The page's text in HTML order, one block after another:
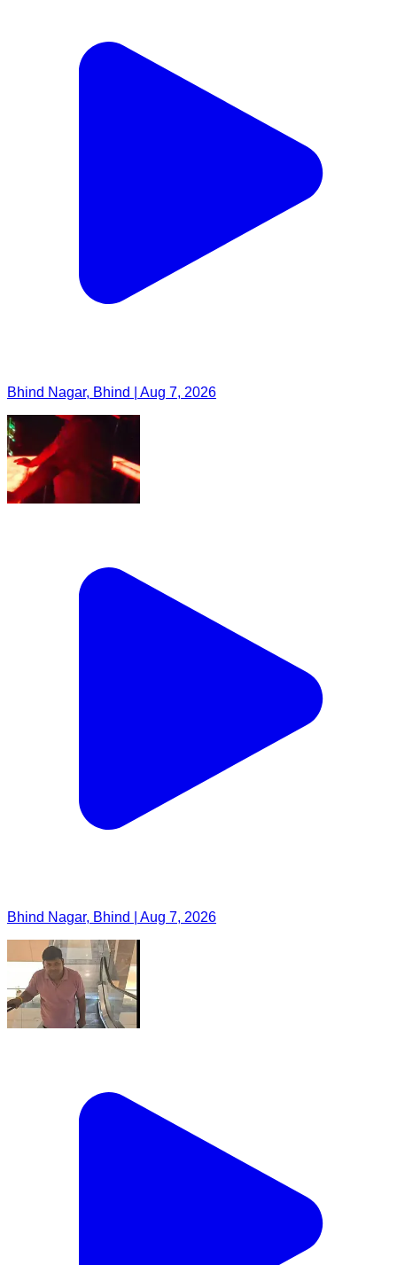
Bhind Nagar, Bhind | Aug 7, 2026
Bhind Nagar, Bhind | Aug 7, 2026